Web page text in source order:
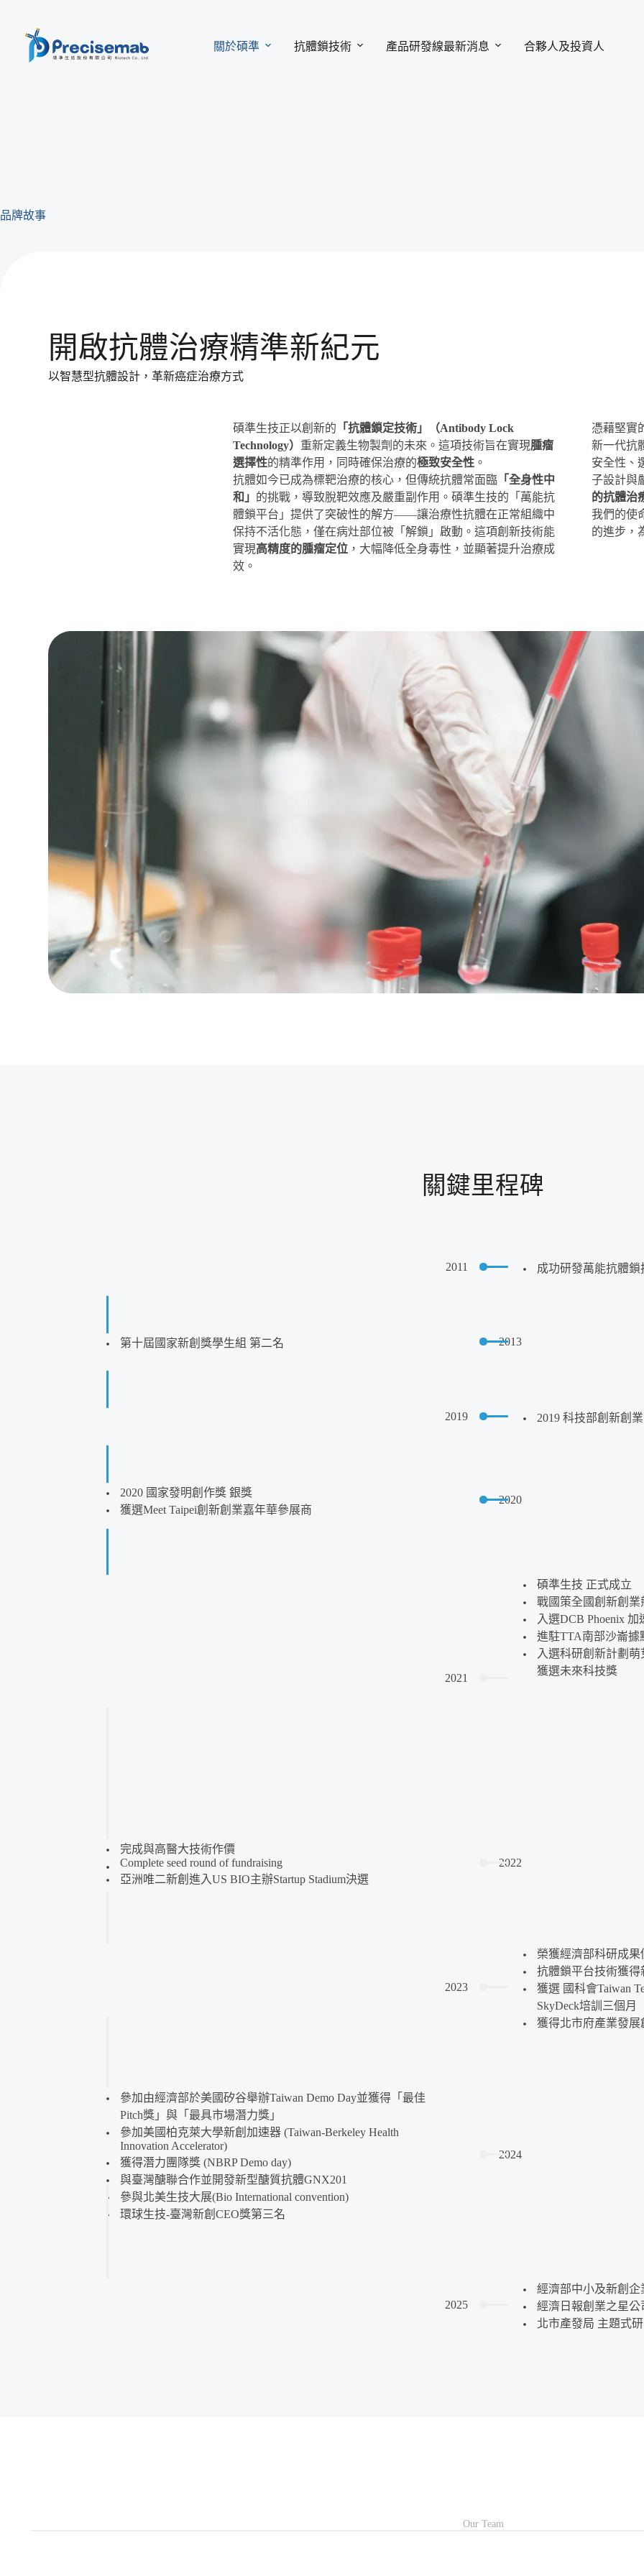
關於碩準 抗體鎖技術 產品研發線最新消息 合夥人及投資人
品牌故事
開啟抗體治療精準新紀元
以智慧型抗體設計，革新癌症治療方式
碩準生技正以創新的 「抗體鎖定技術」（Antibody Lock
Technology） 重新定義生物製劑的未來。這項技術旨在實現腫瘤
選擇性的精準作用，同時確保治療的極致安全性 。
抗體如今已成為標靶治療的核心，但傳統抗體常面臨 「全身性中
和」 的挑戰，導致脫靶效應及嚴重副作用。碩準生技的「萬能抗
體鎖平台」提供了突破性的解方——讓治療性抗體在正常組織中
保持不活化態，僅在病灶部位被「解鎖」啟動。這項創新技術能
實現高精度的腫瘤定位 ，大幅降低全身毒性，並顯著提升治療成
效。
憑藉堅實
新一代抗
安全性、
子設計與
的抗體治
我們的使
的進步，
關鍵里程碑
2011 成功研發萬能抗體鎖
2013
第十屆國家新創獎學生組 第二名
2019 2019 科技部創新創
2020
2020 國家發明創作獎 銀獎
獲選Meet Taipei創新創業嘉年華參展商
2021
碩準生技 正式成立
戰國策全國創新創
入選DCB Phoenix 加
進駐TTA南部沙崙據
入選科研創新計劃萌
獲選未來科技獎
2022
完成與高醫大技術作價
Complete seed round of fundraising
亞洲唯二新創進入US BIO主辦Startup Stadium決選
2023
榮獲經濟部科研成
抗體鎖平台技術獲得
獲選 國科會Taiwan
SkyDeck培訓三個月
獲得北市府產業發展
2024
參加由經濟部於美國矽谷舉辦Taiwan Demo Day並獲得「最佳
Pitch獎」與「最具市場潛力獎」
參加美國柏克萊大學新創加速器 (Taiwan-Berkeley Health
Innovation Accelerator)
獲得潛力團隊獎 (NBRP Demo day)
與臺灣醣聯合作並開發新型醣質抗體GNX201
參與北美生技大展(Bio International convention)
環球生技-臺灣新創CEO獎第三名
2025
經濟部中小及新創
經濟日報創業之星公
北市產發局 主題式
Our Team